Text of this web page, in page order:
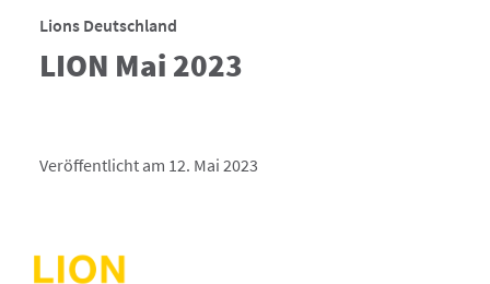
Lions Deutschland
LION Mai 2023
Veröffentlicht am 12. Mai 2023